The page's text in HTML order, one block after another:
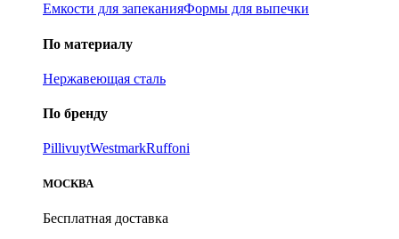
Емкости для запеканияФормы для выпечки
По материалу
Нержавеющая сталь
По бренду
PillivuytWestmarkRuffoni
МОСКВА
Бесплатная доставка